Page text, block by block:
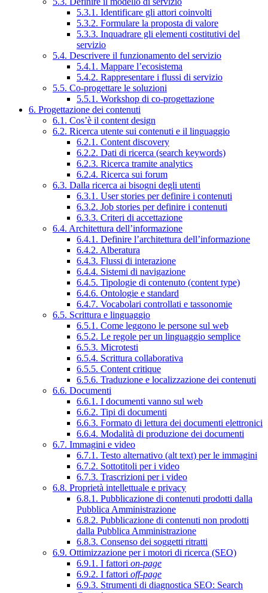
5.3.1. Identificare gli attori coinvolti
5.3.2. Formulare la proposta di valore
5.3.3. Inquadrare gli elementi costitutivi del
servizio
5.4. Descrivere il funzionamento del servizio
5.4.1. Mappare l’ecosistema
5.4.2. Rappresentare i flussi di servizio
5.5. Co-progettare le soluzioni
5.5.1. Workshop di co-progettazione
6. Progettazione dei contenuti
6.1. Cos’è il content design
6.2. Ricerca utente sui contenuti e il linguaggio
6.2.1. Content discovery
6.2.2. Dati di ricerca (search keywords)
6.2.3. Ricerca tramite analytics
6.2.4. Ricerca sui forum
6.3. Dalla ricerca ai bisogni degli utenti
6.3.1. User stories per definire i contenuti
6.3.2. Job stories per definire i contenuti
6.3.3. Criteri di accettazione
6.4. Architettura dell’informazione
6.4.1. Definire l’architettura dell’informazione
6.4.2. Alberatura
6.4.3. Flussi di interazione
6.4.4. Sistemi di navigazione
6.4.5. Tipologie di contenuto (content type)
6.4.6. Ontologie e standard
6.4.7. Vocabolari controllati e tassonomie
6.5. Scrittura e linguaggio
6.5.1. Come leggono le persone sul web
6.5.2. Le regole per un linguaggio semplice
6.5.3. Microtesti
6.5.4. Scrittura collaborativa
6.5.5. Content critique
6.5.6. Traduzione e localizzazione dei contenuti
6.6. Documenti
6.6.1. I documenti vanno sul web
6.6.2. Tipi di documenti
6.6.3. Formato di lettura dei documenti elettronici
6.6.4. Modalità di produzione dei documenti
6.7. Immagini e video
6.7.1. Testo alternativo (alt text) per le immagini
6.7.2. Sottotitoli per i video
6.7.3. Trascrizioni per i video
6.8. Proprietà intellettuale e privacy
6.8.1. Pubblicazione di contenuti prodotti dalla
Pubblica Amministrazione
6.8.2. Pubblicazione di contenuti non prodotti
dalla Pubblica Amministrazione
6.8.3. Consenso dei soggetti ritratti
6.9. Ottimizzazione per i motori di ricerca (SEO)
6.9.1. I fattori on-page
6.9.2. I fattori off-page
6.9.3. Strumenti di diagnostica SEO: Search